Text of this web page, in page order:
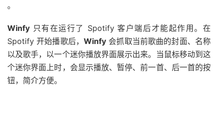
。
Winfy 只有在运行了 Spotify 客户端后才能起作用。在
Spotify 开始播歌后，Winfy 会抓取当前歌曲的封面、名称
以及歌手，以一个迷你播放界面展示出来。当鼠标移动到这
个迷你界面上时，会显示播放、暂停、前一首、后一首的按
钮，简介方便。